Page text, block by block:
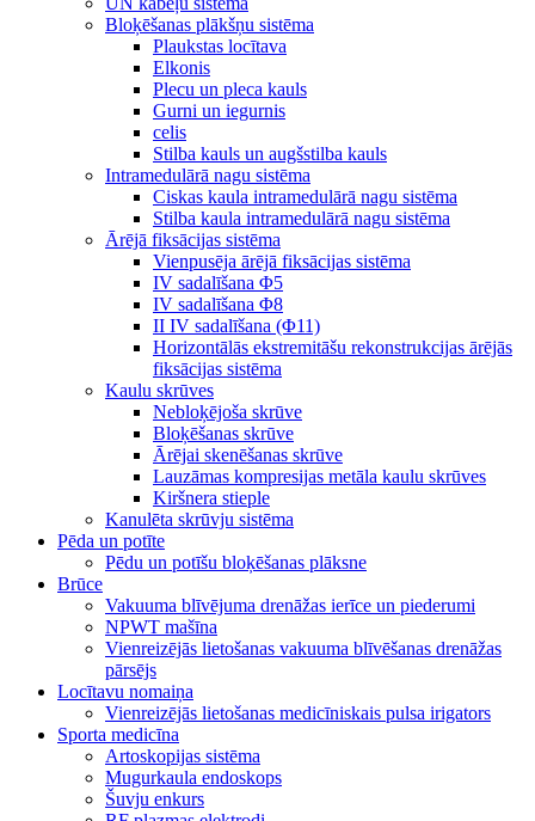
Bloķēšanas plākšņu sistēma
Plaukstas locītava
Elkonis
Plecu un pleca kauls
Gurni un iegurnis
celis
Stilba kauls un augšstilba kauls
Intramedulārā nagu sistēma
Ciskas kaula intramedulārā nagu sistēma
Stilba kaula intramedulārā nagu sistēma
Ārējā fiksācijas sistēma
Vienpusēja ārējā fiksācijas sistēma
IV sadalīšana Φ5
IV sadalīšana Φ8
II IV sadalīšana (Φ11)
Horizontālās ekstremitāšu rekonstrukcijas ārējās
fiksācijas sistēma
Kaulu skrūves
Nebloķējoša skrūve
Bloķēšanas skrūve
Ārējai skenēšanas skrūve
Lauzāmas kompresijas metāla kaulu skrūves
Kiršnera stieple
Kanulēta skrūvju sistēma
Pēda un potīte
Pēdu un potīšu bloķēšanas plāksne
Brūce
Vakuuma blīvējuma drenāžas ierīce un piederumi
NPWT mašīna
Vienreizējās lietošanas vakuuma blīvēšanas drenāžas
pārsējs
Locītavu nomaiņa
Vienreizējās lietošanas medicīniskais pulsa irigators
Sporta medicīna
Artoskopijas sistēma
Mugurkaula endoskops
Šuvju enkurs